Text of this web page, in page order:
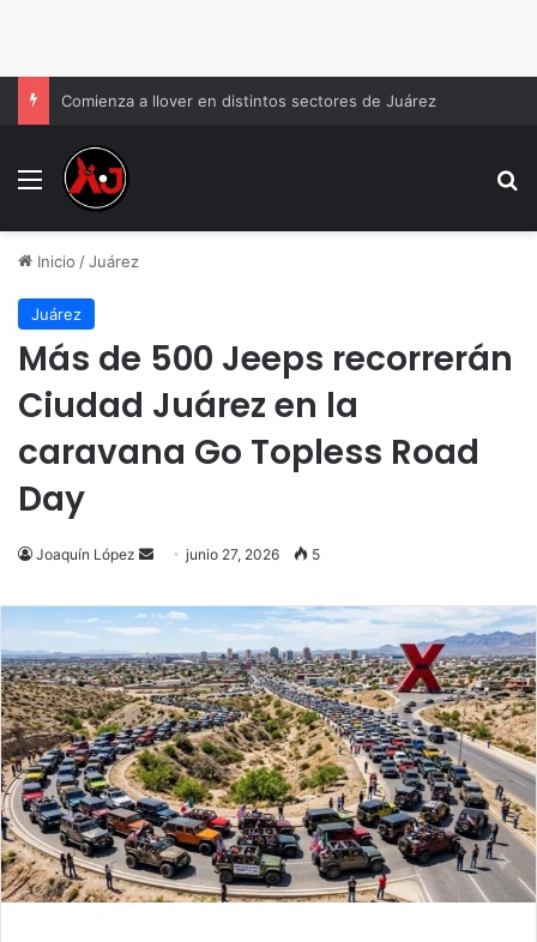
Comienza a llover en distintos sectores de Juárez
Menu
Inicio /Juárez
Juárez
Más de 500 Jeeps recorrerán
Ciudad Juárez en la
caravana Go Topless Road
Day
Joaquín López
Send
email
junio 27, 2026 5